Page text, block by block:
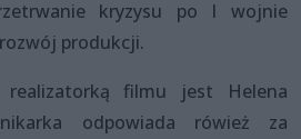
kryzysu po I wojnie
produkcji.
i realizatorką filmu jest Helena
odpowiada rówież za